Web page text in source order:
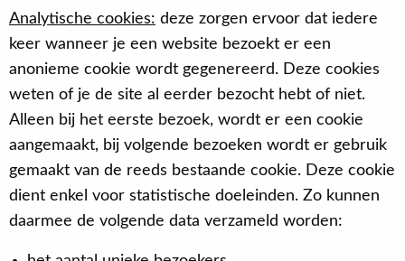
Analytische cookies: deze zorgen ervoor dat iedere
keer wanneer je een website bezoekt er een
anonieme cookie wordt gegenereerd. Deze cookies
weten of je de site al eerder bezocht hebt of niet.
Alleen bij het eerste bezoek, wordt er een cookie
aangemaakt, bij volgende bezoeken wordt er gebruik
gemaakt van de reeds bestaande cookie. Deze cookie
dient enkel voor statistische doeleinden. Zo kunnen
daarmee de volgende data verzameld worden: